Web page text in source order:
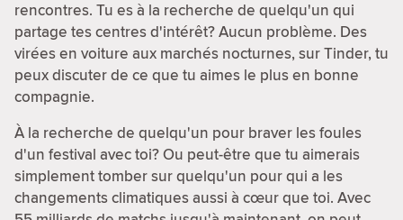
rencontres. Tu es à la recherche de quelqu'un qui
partage tes centres d'intérêt? Aucun problème. Des
virées en voiture aux marchés nocturnes, sur Tinder, tu
peux discuter de ce que tu aimes le plus en bonne
compagnie.
À la recherche de quelqu'un pour braver les foules
d'un festival avec toi? Ou peut-être que tu aimerais
simplement tomber sur quelqu'un pour qui a les
changements climatiques aussi à cœur que toi. Avec